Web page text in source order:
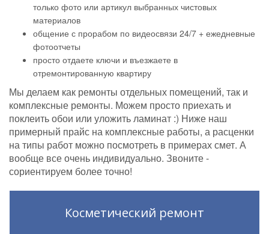
только фото или артикул выбранных чистовых
материалов
общение с прорабом по видеосвязи 24/7 + ежедневные
фотоотчеты
просто отдаете ключи и въезжаете в
отремонтированную квартиру
Мы делаем как ремонты отдельных помещений, так и
комплексные ремонты. Можем просто приехать и
поклеить обои или уложить ламинат :) Ниже наш
примерный прайс на комплексные работы, а расценки
на типы работ можно посмотреть в примерах смет. А
вообще все очень индивидуально. Звоните -
сориентируем более точно!
Косметический ремонт